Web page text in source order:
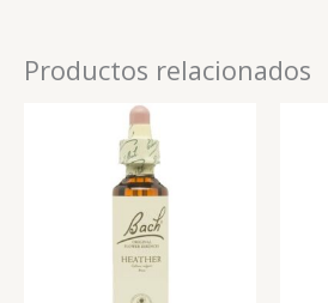
Productos relacionados